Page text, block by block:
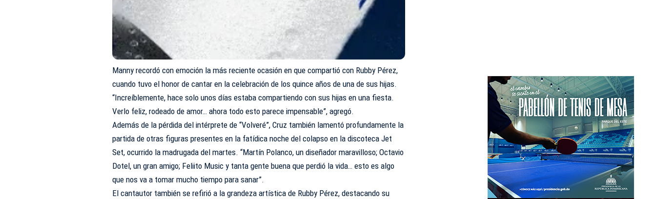
Manny recordó con emoción la más reciente ocasión en que compartió con Rubby Pérez,
cuando tuvo el honor de cantar en la celebración de los quince años de una de sus hijas.
“Increíblemente, hace solo unos días estaba compartiendo con sus hijas en una fiesta.
Verlo feliz, rodeado de amor… ahora todo esto parece impensable”, agregó.
Además de la pérdida del intérprete de “Volveré”, Cruz también lamentó profundamente la
partida de otras figuras presentes en la fatídica noche del colapso en la discoteca Jet
Set, ocurrido la madrugada del martes. “Martín Polanco, un diseñador maravilloso; Octavio
Dotel, un gran amigo; Feliito Music y tanta gente buena que perdió la vida… esto es algo
que nos va a tomar mucho tiempo para sanar”.
El cantautor también se refirió a la grandeza artística de Rubby Pérez, destacando su